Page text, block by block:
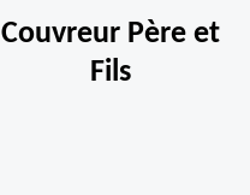
Couvreur Père et
Fils